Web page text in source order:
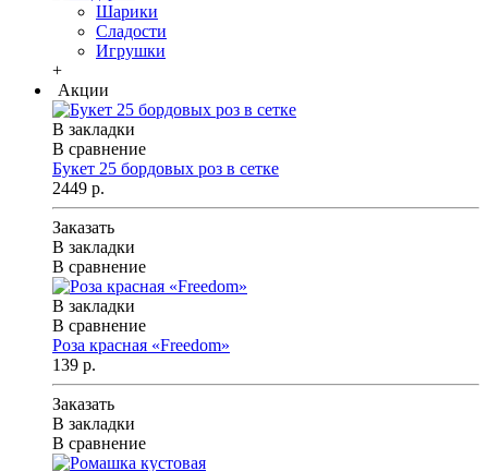
Шарики
Сладости
Игрушки
+
Акции
В закладки
В сравнение
Букет 25 бордовых роз в сетке
2449 р.
Заказать
В закладки
В сравнение
В закладки
В сравнение
Роза красная «Freedom»
139 р.
Заказать
В закладки
В сравнение